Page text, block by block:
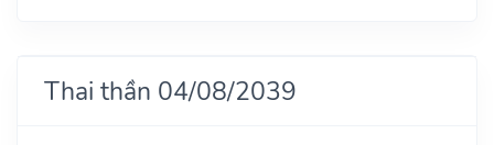
Thai thần 04/08/2039